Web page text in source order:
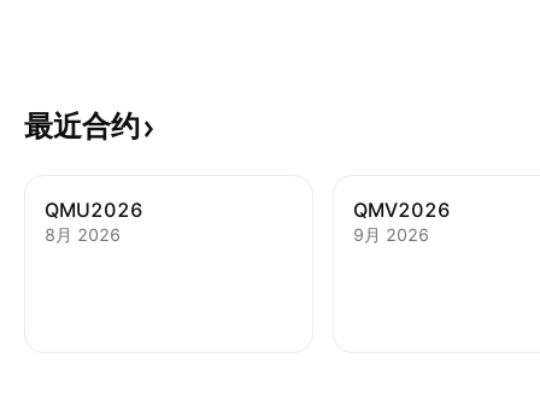
最近合约
QMU2026
8月 2026
QMV2026
9月 2026